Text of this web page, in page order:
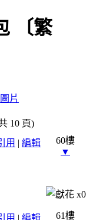
〔繁
片
10 頁)
用 | 編輯
60樓
▼
x0
用 | 編輯
61樓